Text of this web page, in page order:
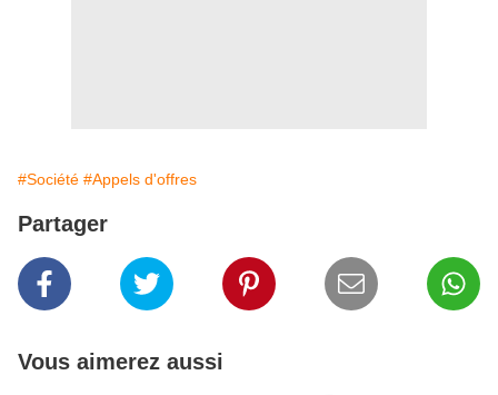
#Société #Appels d'offres
Partager
Vous aimerez aussi